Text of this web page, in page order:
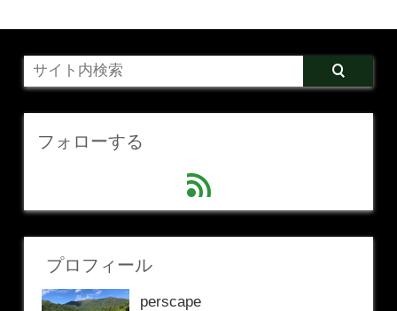
フォローする
feed
プロフィール
perscape